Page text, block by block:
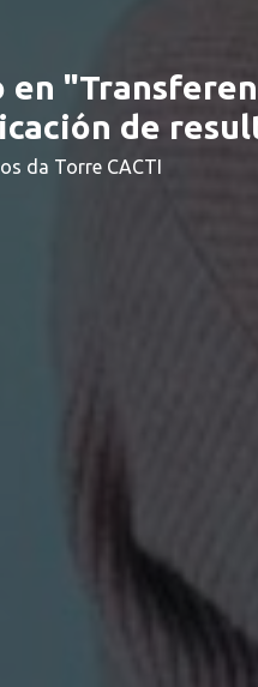
de
da Torre CACTI